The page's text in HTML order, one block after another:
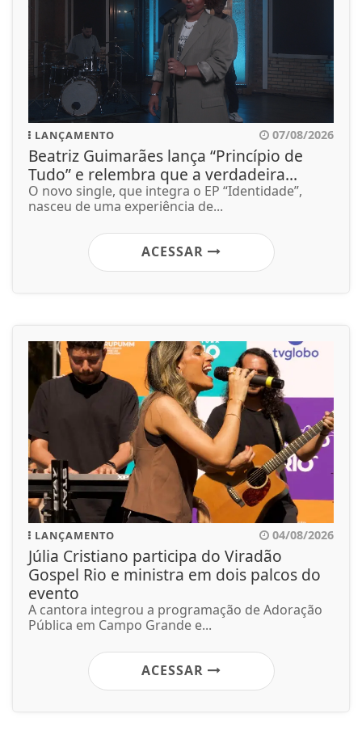
LANÇAMENTO 07/08/2026
Beatriz Guimarães lança “Princípio de
Tudo” e relembra que a verdadeira...
O novo single, que integra o EP “Identidade”,
nasceu de uma experiência de...
ACESSAR
LANÇAMENTO 04/08/2026
Júlia Cristiano participa do Viradão
Gospel Rio e ministra em dois palcos do
evento
A cantora integrou a programação de Adoração
Pública em Campo Grande e...
ACESSAR